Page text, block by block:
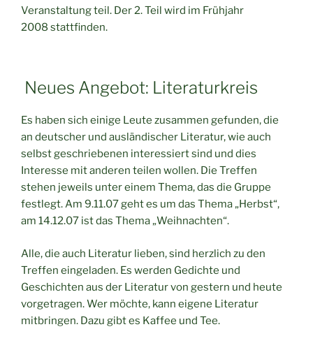
Veranstaltung teil. Der 2. Teil wird im Frühjahr
2008 stattfinden.
Neues Angebot: Literaturkreis
Es haben sich einige Leute zusammen gefunden, die
an deutscher und ausländischer Literatur, wie auch
selbst geschriebenen interessiert sind und dies
Interesse mit anderen teilen wollen. Die Treffen
stehen jeweils unter einem Thema, das die Gruppe
festlegt. Am 9.11.07 geht es um das Thema „Herbst“,
am 14.12.07 ist das Thema „Weihnachten“.
Alle, die auch Literatur lieben, sind herzlich zu den
Treffen eingeladen. Es werden Gedichte und
Geschichten aus der Literatur von gestern und heute
vorgetragen. Wer möchte, kann eigene Literatur
mitbringen. Dazu gibt es Kaffee und Tee.